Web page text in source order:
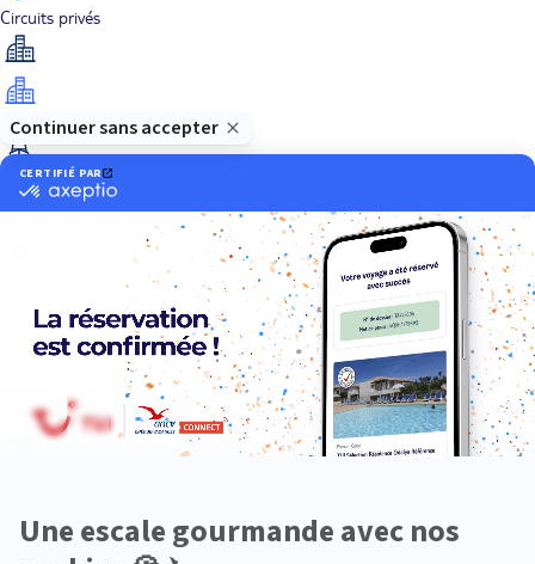
Circuits privés
City Trips
Culture
Dans les îles